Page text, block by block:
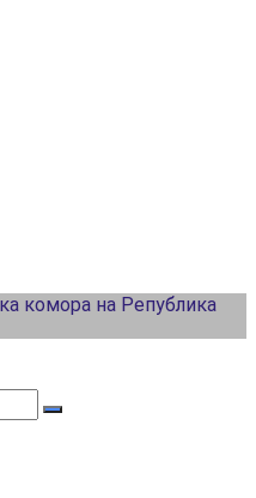
комора на Република